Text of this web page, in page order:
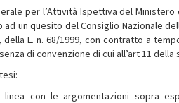
per l’Attività Ispettiva del
ad un quesito del Consiglio Nazionale
della L. n. 68/1999, con contratto a
di convenzione di cui all’art 11 della
con le argomentazioni sopra